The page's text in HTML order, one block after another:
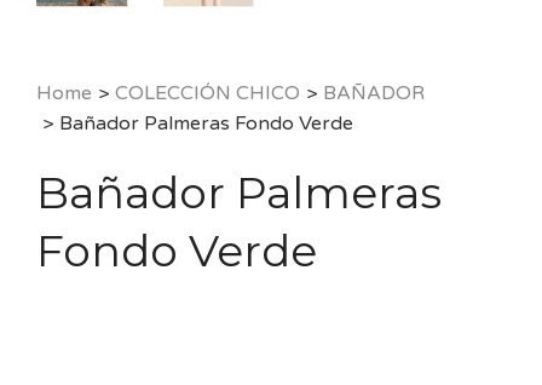
Home > COLECCIÓN CHICO > BAÑADOR
> Bañador Palmeras Fondo Verde
Bañador Palmeras
Fondo Verde